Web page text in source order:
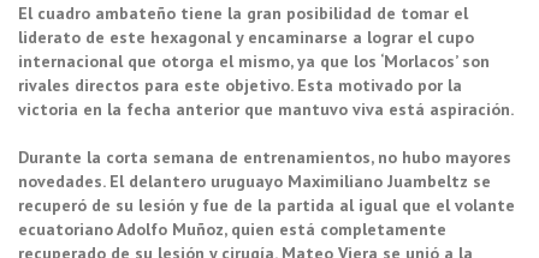
El cuadro ambateño tiene la gran posibilidad de tomar el
liderato de este hexagonal y encaminarse a lograr el cupo
internacional que otorga el mismo, ya que los ‘Morlacos’ son
rivales directos para este objetivo. Esta motivado por la
victoria en la fecha anterior que mantuvo viva está aspiración.
Durante la corta semana de entrenamientos, no hubo mayores
novedades. El delantero uruguayo Maximiliano Juambeltz se
recuperó de su lesión y fue de la partida al igual que el volante
ecuatoriano Adolfo Muñoz, quien está completamente
recuperado de su lesión y cirugía. Mateo Viera se unió a la